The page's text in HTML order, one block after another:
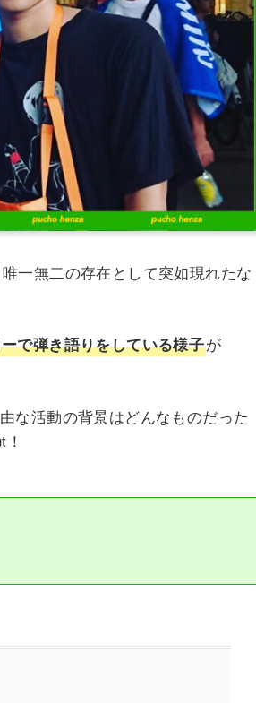
一無二の存在として突如現れたな
で弾き語りをしている様子が
な活動の背景はどんなものだった